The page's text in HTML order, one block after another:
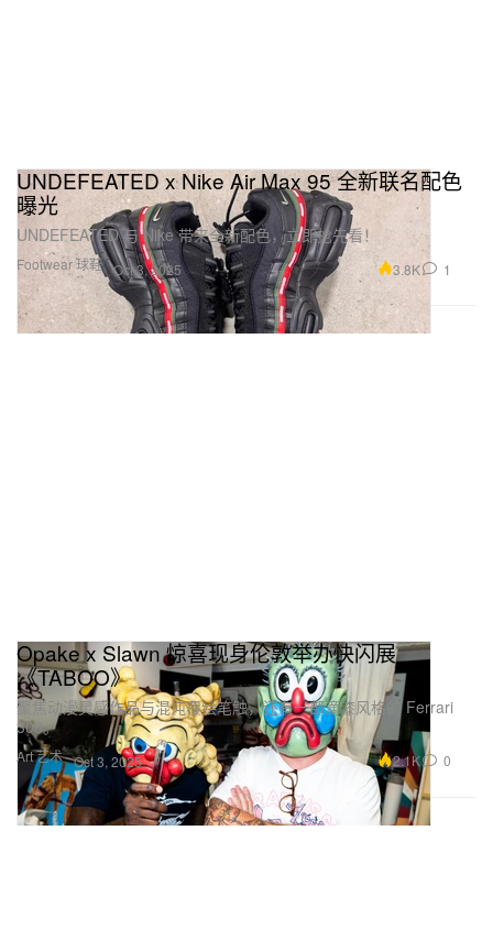
Footwear 球鞋
UNDEFEATED x Nike Air Max 95 全新联名配色
曝光
UNDEFEATED 与 Nike 带来全新配色，立即抢先看！
Oct 3, 2025 3.8K 1
Art 艺术
Opake x Slawn 惊喜现身伦敦举办快闪展
《TABOO》
聚焦动漫灵感作品与混沌覆绘笔触，还有一部滴漆风格的 Ferrari
308。
Oct 3, 2025 2.1K 0